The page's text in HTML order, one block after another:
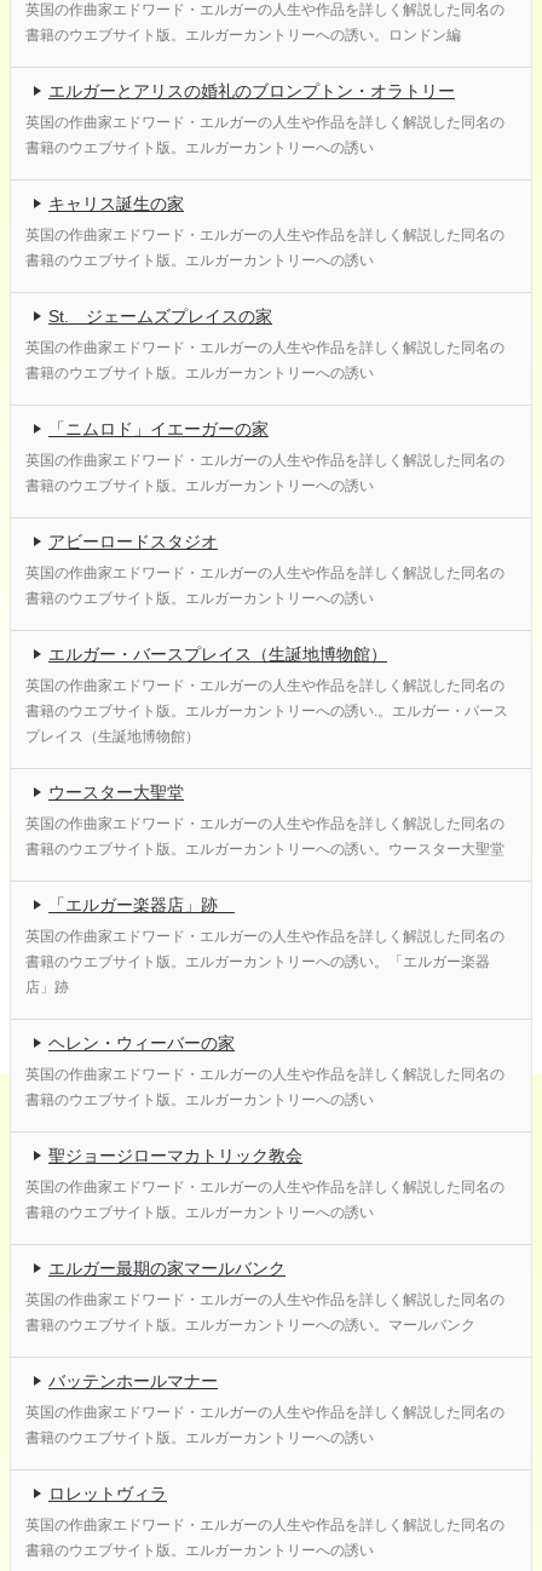
英国の作曲家エドワード・エルガーの人生や作品を詳しく解説した同名の
書籍のウエブサイト版。エルガーカントリーへの誘い。ロンドン編
エルガーとアリスの婚礼のブロンプトン・オラトリー
英国の作曲家エドワード・エルガーの人生や作品を詳しく解説した同名の
書籍のウエブサイト版。エルガーカントリーへの誘い
キャリス誕生の家
英国の作曲家エドワード・エルガーの人生や作品を詳しく解説した同名の
書籍のウエブサイト版。エルガーカントリーへの誘い
St. ジェームズプレイスの家
英国の作曲家エドワード・エルガーの人生や作品を詳しく解説した同名の
書籍のウエブサイト版。エルガーカントリーへの誘い
「ニムロド」イエーガーの家
英国の作曲家エドワード・エルガーの人生や作品を詳しく解説した同名の
書籍のウエブサイト版。エルガーカントリーへの誘い
アビーロードスタジオ
英国の作曲家エドワード・エルガーの人生や作品を詳しく解説した同名の
書籍のウエブサイト版。エルガーカントリーへの誘い
エルガー・バースプレイス（生誕地博物館）
英国の作曲家エドワード・エルガーの人生や作品を詳しく解説した同名の
書籍のウエブサイト版。エルガーカントリーへの誘い.。エルガー・バース
プレイス（生誕地博物館）
ウースター大聖堂
英国の作曲家エドワード・エルガーの人生や作品を詳しく解説した同名の
書籍のウエブサイト版。エルガーカントリーへの誘い。ウースター大聖堂
「エルガー楽器店」跡
英国の作曲家エドワード・エルガーの人生や作品を詳しく解説した同名の
書籍のウエブサイト版。エルガーカントリーへの誘い。「エルガー楽器
店」跡
ヘレン・ウィーバーの家
英国の作曲家エドワード・エルガーの人生や作品を詳しく解説した同名の
書籍のウエブサイト版。エルガーカントリーへの誘い
聖ジョージローマカトリック教会
英国の作曲家エドワード・エルガーの人生や作品を詳しく解説した同名の
書籍のウエブサイト版。エルガーカントリーへの誘い
エルガー最期の家マールバンク
英国の作曲家エドワード・エルガーの人生や作品を詳しく解説した同名の
書籍のウエブサイト版。エルガーカントリーへの誘い。マールバンク
バッテンホールマナー
英国の作曲家エドワード・エルガーの人生や作品を詳しく解説した同名の
書籍のウエブサイト版。エルガーカントリーへの誘い
ロレットヴィラ
英国の作曲家エドワード・エルガーの人生や作品を詳しく解説した同名の
書籍のウエブサイト版。エルガーカントリーへの誘い